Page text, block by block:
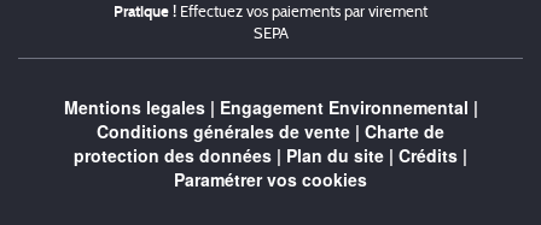
Pratique ! Effectuez vos paiements par virement
SEPA
Mentions legales| Engagement Environnemental |
Conditions générales de vente | Charte de
protection des données | Plan du site | Crédits |
Paramétrer vos cookies